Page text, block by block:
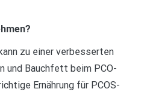
zu einer verbesserten
und Bauchfett beim PCO-
Ernährung für PCOS-